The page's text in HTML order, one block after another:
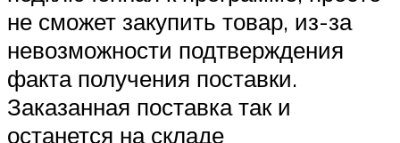
не сможет закупить товар, из-за
невозможности подтверждения
факта получения поставки.
Заказанная поставка так и
останется на складе